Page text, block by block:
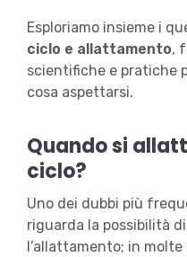
Esploriamo insieme i
ciclo e allattamento,
scientifiche e pratiche
cosa aspettarsi.
Quando si
ciclo?
Uno dei dubbi più
riguarda la possibilità
l’allattamento; in